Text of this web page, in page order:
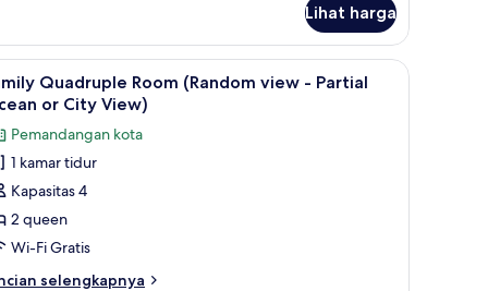
Lihat harga
| Tirai kedap cahaya dan Wi-Fi gratisTirai kedap cahaya dan Wi-Fi gratis
4
Quadruple Room (Random view - Partial
or City View)
Pemandangan kota
1 kamar tidur
Kapasitas 4
2 queen
Wi-Fi Gratis
selengkapnya